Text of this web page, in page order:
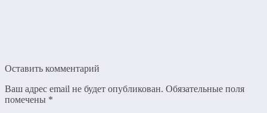
Оставить комментарий
Ваш адрес email не будет опубликован. Обязательные поля
помечены *